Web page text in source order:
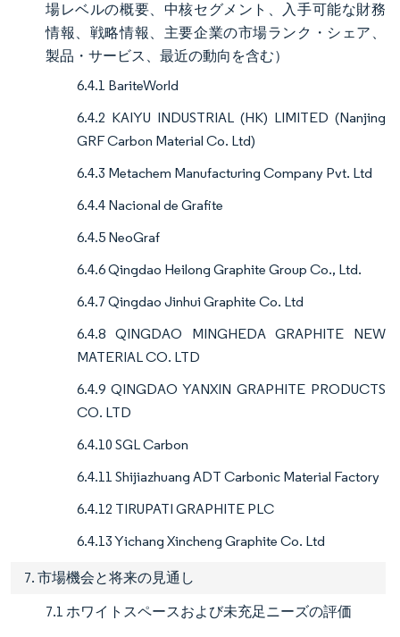
場レベルの概要、中核セグメント、入手可能な財務
情報、戦略情報、主要企業の市場ランク・シェア、
製品・サービス、最近の動向を含む）
6.4.1 BariteWorld
6.4.2 KAIYU INDUSTRIAL (HK) LIMITED (Nanjing
GRF Carbon Material Co. Ltd)
6.4.3 Metachem Manufacturing Company Pvt. Ltd
6.4.4 Nacional de Grafite
6.4.5 NeoGraf
6.4.6 Qingdao Heilong Graphite Group Co., Ltd.
6.4.7 Qingdao Jinhui Graphite Co. Ltd
6.4.8 QINGDAO MINGHEDA GRAPHITE NEW
MATERIAL CO. LTD
6.4.9 QINGDAO YANXIN GRAPHITE PRODUCTS
CO. LTD
6.4.10 SGL Carbon
6.4.11 Shijiazhuang ADT Carbonic Material Factory
6.4.12 TIRUPATI GRAPHITE PLC
6.4.13 Yichang Xincheng Graphite Co. Ltd
7. 市場機会と将来の見通し
7.1 ホワイトスペースおよび未充足ニーズの評価